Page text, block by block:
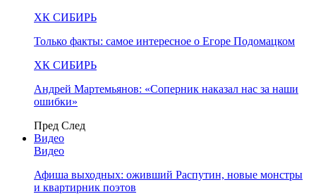
ХК СИБИРЬ
Только факты: самое интересное о Егоре Подомацком
ХК СИБИРЬ
Андрей Мартемьянов: «Соперник наказал нас за наши
ошибки»
Пред След
Видео
Видео
Афиша выходных: оживший Распутин, новые монстры
и квартирник поэтов